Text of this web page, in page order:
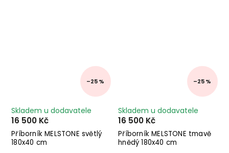
–25 %
Příborník MELSTONE světlý
180x40 cm
Skladem u dodavatele
16 500 Kč
–25 %
Příborník MELSTONE tmavě
hnědý 180x40 cm
Skladem u dodavatele
16 500 Kč